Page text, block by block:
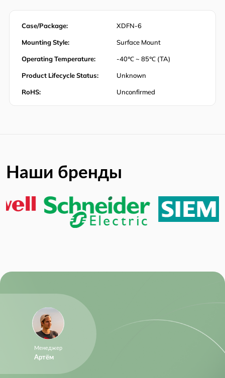
Case/Package: XDFN-6
Mounting Style: Surface Mount
Operating Temperature: -40℃ ~ 85℃ (TA)
Product Lifecycle Status: Unknown
RoHS: Unconfirmed
Наши бренды
Менеджер
Артём